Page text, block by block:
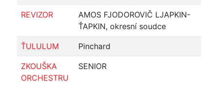
REVIZOR
AMOS FJODOROVIČ LJAPKIN-
ŤAPKIN, okresní soudce
ŤULULUM Pinchard
ZKOUŠKA
ORCHESTRU
SENIOR